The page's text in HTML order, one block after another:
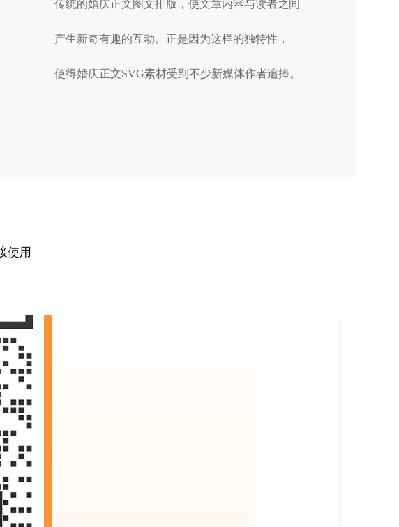
传统的婚庆正文图文排版，使文章内容与读者之间
产生新奇有趣的互动。正是因为这样的独特性，
使得婚庆正文SVG素材受到不少新媒体作者追捧。
使用